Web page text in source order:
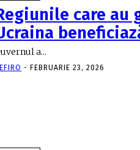
care au
a...
- FEBRUARIE 23, 2026